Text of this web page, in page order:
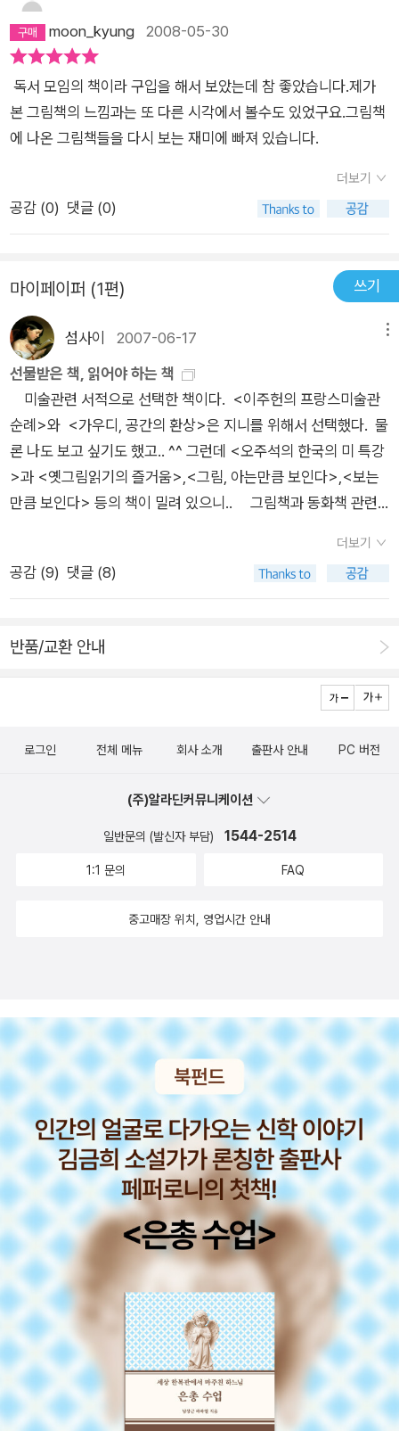
moon_kyung 2008-05-30
독서 모임의 책이라 구입을 해서 보았는데 참 좋았습니다.제가
본 그림책의 느낌과는 또 다른 시각에서 볼수도 있었구요.그림책
에 나온 그림책들을 다시 보는 재미에 빠져 있습니다.
더보기
공감 (0) 댓글 (0)
마이페이퍼 (1편) 쓰기
섬사이 2007-06-17
선물받은 책, 읽어야 하는 책
미술관련 서적으로 선택한 책이다. <이주헌의 프랑스미술관
순례>와 <가우디, 공간의 환상>은 지니를 위해서 선택했다. 물
론 나도 보고 싶기도 했고.. ^^ 그런데 <오주석의 한국의 미 특강
>과 <옛그림읽기의 즐거움>,<그림, 아는만큼 보인다>,<보는
만큼 보인다> 등의 책이 밀려 있으니.. 그림책과 동화책 관련
>을 선택했다. <그림책 쓰는 법>은 작가가 되겠다는 욕심 때문
이 아니라 서평에서 그림책 전반에 대한 설명을 잘 담아놓았다는
평가가 있어서였다. 철학관련도서로 <젊은 베르테르의 기쁨
를 만나다>, <아무도 기획하지 않은 자유>,<당신의 그림자가
울고있다>가 줄서서 읽어주기를 기다리고 있어서 언제쯤 읽게
될 지는 나 자신도 모르겠다. 어느 날 불쑥 손이 가는대로 읽는
우기에 대해 관심을 가져야 할 것 같아서 <한글아, 놀자>를 골랐
야 꼬마 큐레이터>를 골랐다. 그리고 아이들 글짓기 교육에 대
한 이야기를 담을 책으로 <프리덤 라이터스 다이어리>를 골랐
다. 그저 내 관심을 따라 선택한 책은 <끄르일로프 우화집>이
게 있었는데 거기에 소개된 세 권의 우화집 중에 하나다. 읽어보
읽는다는 게 좀 추하게 느껴진다. 읽어야 할 책을 잔뜩 쌓아놓고
노려보고 있는 내 꼴이라니.. 읽고 싶을 때마다 한 권, 한 권.. 차
분하게 욕심없이 읽어가는 맑은 모습과는 너무 거리가 먼 나를 발
견하게 돼서, 왠지 옆에 까스활명수라도 갖다 놓고 책을 읽어야
소화가 되지 않을까 하는 생각이 들 정도다. 내가 주문하고 읽어
야 할 책에 대해서는 그동안 페이퍼를 쓰지 않았음에도 굳이 이렇
게 페이퍼의 한 면을 빌어 주절주절거리며 읽어야 할 책을 모아
놓는 것도 일종의 다짐이다. 저 책들을 다 읽기 전까진 책에 추한
욕심 들이밀지 않을 것과 서둘지 않고 천천히 오랜 시간을 들여
읽겠다는 작심이다. 옆지기가 선심을 써서 책을 사주겠다고 하는
바람에 읽어야할 책이 확 늘어나 버린 것도 있지만, 결국은 다 내
욕심 탓이다. 읽을 책이 많음은 분명 행복하고 즐겁고 기쁜 일인
데, 그 뒤에 도사리고 있는 내 추한 욕심을 들킨 것 같아 어쩐지
더보기
공감 (9) 댓글 (8)
반품/교환 안내
로그인 전체 메뉴 회사 소개 출판사 안내 PC 버전
(주)알라딘커뮤니케이션
일반문의 (발신자 부담) 1544-2514
1:1 문의 FAQ
중고매장 위치, 영업시간 안내